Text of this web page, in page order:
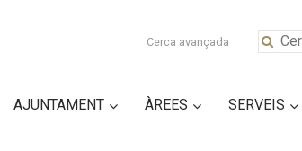
Cerca avançada
AJUNTAMENT ÀREES SERVEIS